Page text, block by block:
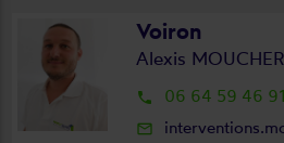
Voiron
Alexis
local_phone 06 64 59 46 91
mail_outline